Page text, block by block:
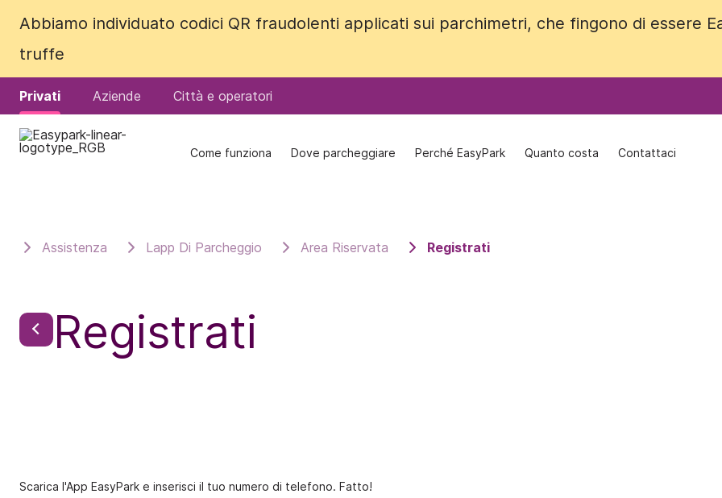
Abbiamo individuato codici QR fraudolenti applicati sui parchimetri, che fingono di essere
truffe
Privati Aziende Città e operatori
Come funziona Dove parcheggiare Perché EasyPark Quanto costa Contattaci
Abbiamo individuato codici QR fraudolenti applicati sui parchimetri, che fingono di essere
truffe
Privati Aziende Città e operatori
Come funziona Dove parcheggiare Perché EasyPark Quanto costa Contattaci
Assistenza Lapp Di Parcheggio Area Riservata Registrati
Registrati
Scarica l'App EasyPark e inserisci il tuo numero di telefono. Fatto!